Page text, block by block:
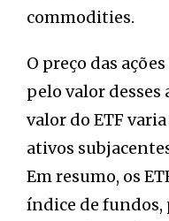
commodities.
O preço das
pelo valor desses
valor do ETF
ativos
Em resumo, os
índice de